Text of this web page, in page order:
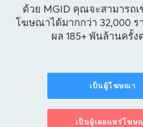
ด้วย MGID คุณจะสามารถเ
โฆษณาได้มากกว่า 32,000 ร
ผล 185+ พันล้านครั้ง
เป็นผู้โฆษณา
เป็นผู้เผยแพร่โฆษ